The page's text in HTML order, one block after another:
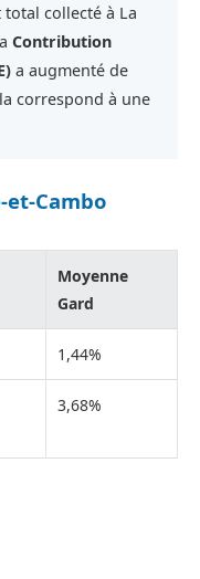
total collecté à La
Contribution
a augmenté de
correspond à une
et-Cambo
Moyenne
Gard
1,44%
3,68%